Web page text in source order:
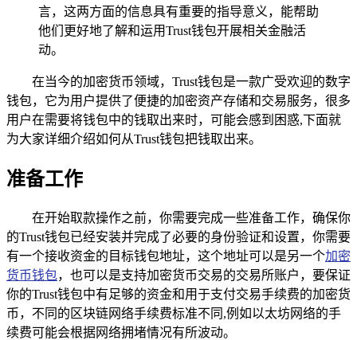
言，这两方面的信息具有重要的指导意义，能帮助
他们更好地了解和运用Trust钱包开展相关金融活
动。
在当今的加密货币领域，Trust钱包是一款广受欢迎的数字
钱包，它为用户提供了便捷的加密资产存储和交易服务，很多
用户在需要将钱包中的钱取出来时，可能会感到困惑,下面就
为大家详细介绍如何从Trust钱包把钱取出来。
准备工作
在开始取款操作之前，你需要完成一些准备工作，确保你
的Trust钱包已经安装并完成了必要的身份验证和设置，你需要
有一个接收资金的目标钱包地址，这个地址可以是另一个加密
货币钱包，也可以是支持加密货币交易的交易所账户，要保证
你的Trust钱包中有足够的资金和用于支付交易手续费的加密货
币，不同的区块链网络手续费标准不同,例如以太坊网络的手
续费可能会根据网络拥堵情况有所波动。